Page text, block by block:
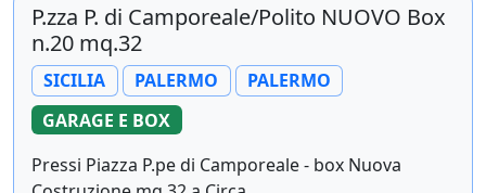
P.zza P. di Camporeale/Polito NUOVO Box
n.20 mq.32
SICILIA PALERMO
PALERMO
GARAGE E BOX
Pressi Piazza P.pe di Camporeale - box Nuova